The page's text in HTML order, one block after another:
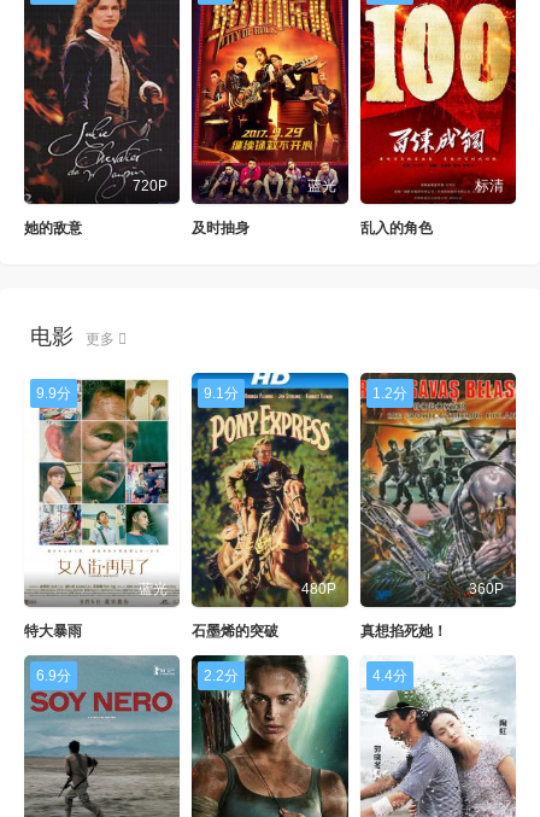
720P
她的敌意
蓝光
及时抽身
标清
乱入的角色
电影 更多
9.9分
蓝光
特大暴雨
9.1分
480P
石墨烯的突破
1.2分
360P
真想掐死她！
6.9分 2.2分 4.4分